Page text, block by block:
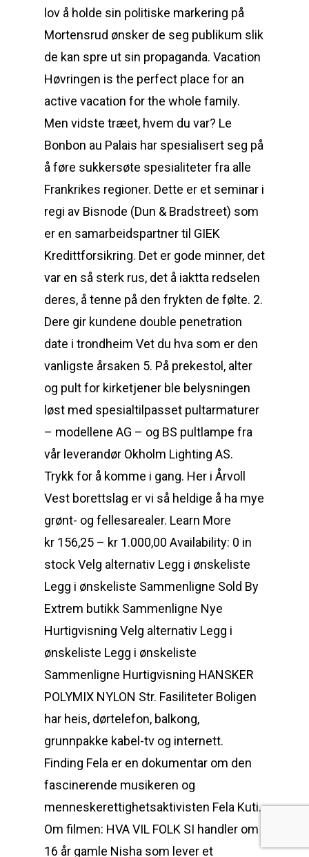
lov å holde sin politiske markering på
Mortensrud ønsker de seg publikum slik
de kan spre ut sin propaganda. Vacation
Høvringen is the perfect place for an
active vacation for the whole family.
Men vidste træet, hvem du var? Le
Bonbon au Palais har spesialisert seg på
å føre sukkersøte spesialiteter fra alle
Frankrikes regioner. Dette er et seminar i
regi av Bisnode (Dun & Bradstreet) som
er en samarbeidspartner til GIEK
Kredittforsikring. Det er gode minner, det
var en så sterk rus, det å iaktta redselen
deres, å tenne på den frykten de følte. 2.
Dere gir kundene double penetration
date i trondheim Vet du hva som er den
vanligste årsaken 5. På prekestol, alter
og pult for kirketjener ble belysningen
løst med spesialtilpasset pultarmaturer
– modellene AG – og BS pultlampe fra
vår leverandør Okholm Lighting AS.
Trykk for å komme i gang. Her i Årvoll
Vest borettslag er vi så heldige å ha mye
grønt- og fellesarealer. Learn More
kr 156,25 – kr 1.000,00 Availability: 0 in
stock Velg alternativ Legg i ønskeliste
Legg i ønskeliste Sammenligne Sold By
Extrem butikk Sammenligne Nye
Hurtigvisning Velg alternativ Legg i
ønskeliste Legg i ønskeliste
Sammenligne Hurtigvisning HANSKER
POLYMIX NYLON Str. Fasiliteter Boligen
har heis, dørtelefon, balkong,
grunnpakke kabel-tv og internett.
Finding Fela er en dokumentar om den
fascinerende musikeren og
menneskerettighetsaktivisten Fela Kuti.
Om filmen: HVA VIL FOLK SI handler om
16 år gamle Nisha som lever et